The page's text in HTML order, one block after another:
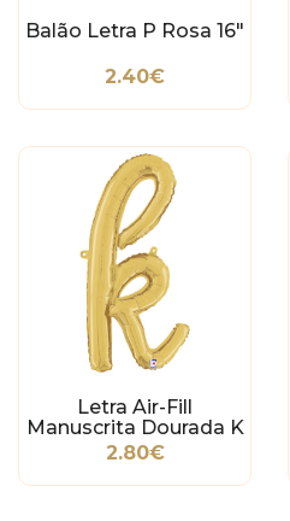
Balão Letra P Rosa 16"
2.40€
Letra Air-Fill
Manuscrita Dourada K
2.80€